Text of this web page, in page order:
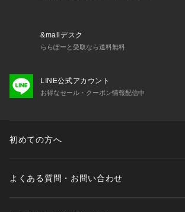
&mallデスク
ららぽーと受取なら送料無料
LINE公式アカウント
お得なセール・クーポン情報配信中
初めての方へ
よくある質問・お問い合わせ